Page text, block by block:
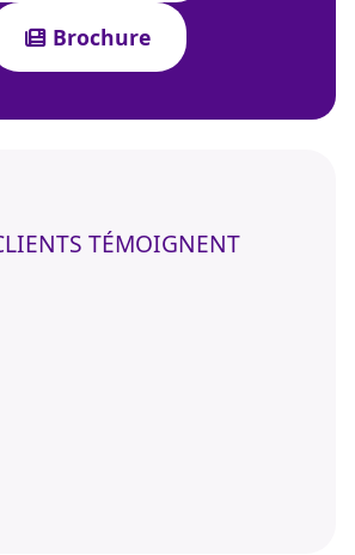
Brochure
TÉMOIGNENT